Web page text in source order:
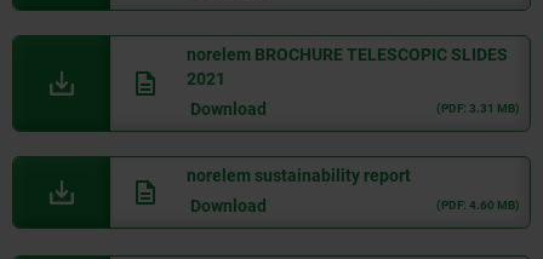
norelem BROCHURE TELESCOPIC SLIDES
2021
Download
(PDF: 3.31 MB)
norelem sustainability report
Download
(PDF: 4.60 MB)